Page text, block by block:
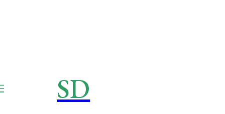
SD